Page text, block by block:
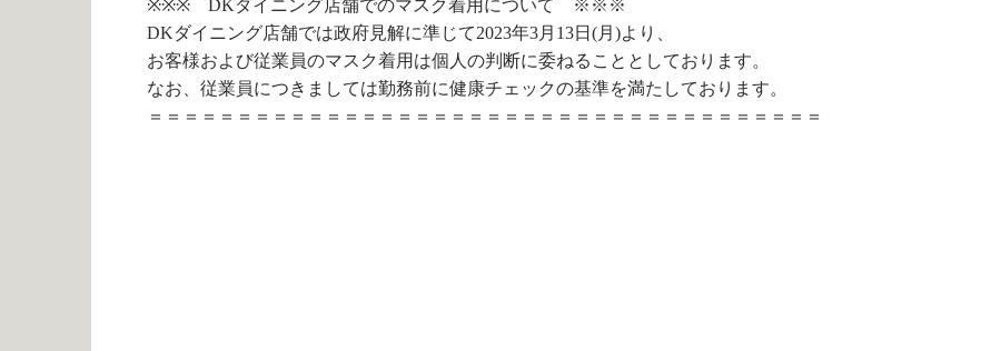
※※※ DKダイニング店舗でのマスク着用について ※※※
DKダイニング店舗では政府見解に準じて2023年3月13日(月)より、
お客様および従業員のマスク着用は個人の判断に委ねることとしております。
なお、従業員につきましては勤務前に健康チェックの基準を満たしております。
＝＝＝＝＝＝＝＝＝＝＝＝＝＝＝＝＝＝＝＝＝＝＝＝＝＝＝＝＝＝＝＝＝＝＝＝＝＝